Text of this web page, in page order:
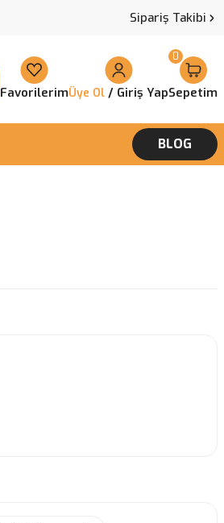
Sipariş Takibi
FavorilerimÜye Ol / Giriş YapSepetim
0
BLOG